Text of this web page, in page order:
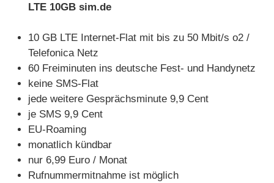
LTE 10GB sim.de
10 GB LTE Internet-Flat mit bis zu 50 Mbit/s o2 /
Telefonica Netz
60 Freiminuten ins deutsche Fest- und Handynetz
keine SMS-Flat
jede weitere Gesprächsminute 9,9 Cent
je SMS 9,9 Cent
EU-Roaming
monatlich kündbar
nur 6,99 Euro / Monat
Rufnummermitnahme ist möglich